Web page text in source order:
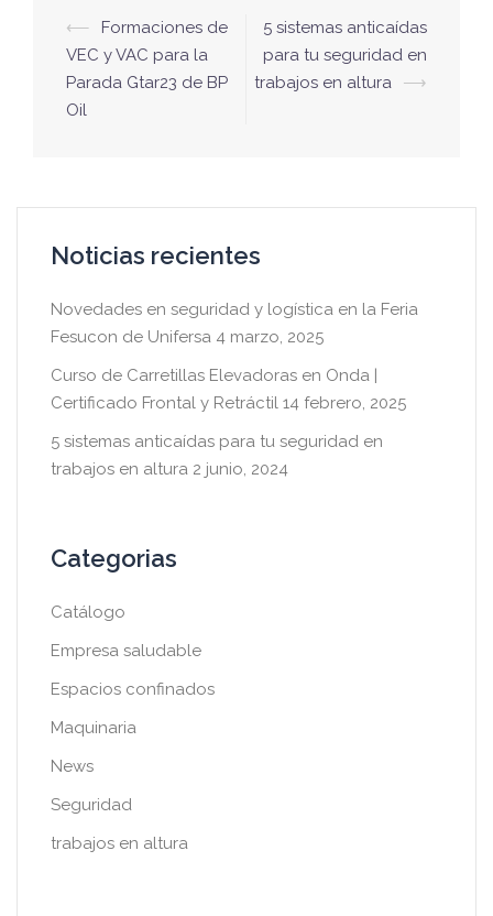
⟵
Formaciones de
VEC y VAC para la
Parada Gtar23 de BP
Oil
5 sistemas anticaídas
para tu seguridad en
trabajos en altura
⟶
Noticias recientes
Novedades en seguridad y logística en la Feria
Fesucon de Unifersa 4 marzo, 2025
Curso de Carretillas Elevadoras en Onda |
Certificado Frontal y Retráctil 14 febrero, 2025
5 sistemas anticaídas para tu seguridad en
trabajos en altura 2 junio, 2024
Categorias
Catálogo
Empresa saludable
Espacios confinados
Maquinaria
News
Seguridad
trabajos en altura